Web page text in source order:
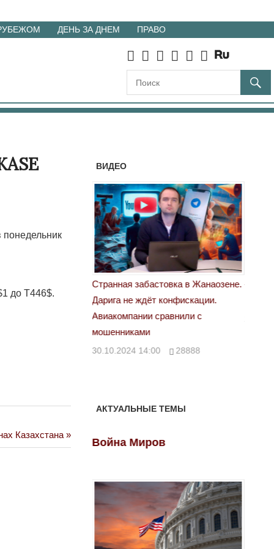
ДЕНЬ ЗА ДНЕМ ПРАВО
понедельник
до Т446$.
Казахстана
ВИДЕО
конфискации.
«Новый Казахстан не говорит всей
правды»
29.10.2024 09:00 39623
АКТУАЛЬНЫЕ ТЕМЫ
Война Миров